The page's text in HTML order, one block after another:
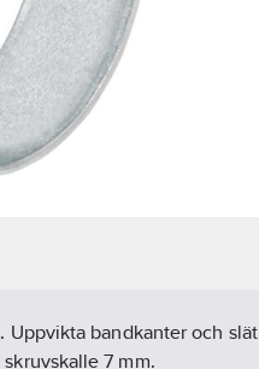
Uppvikta bandkanter och slät
7 mm.